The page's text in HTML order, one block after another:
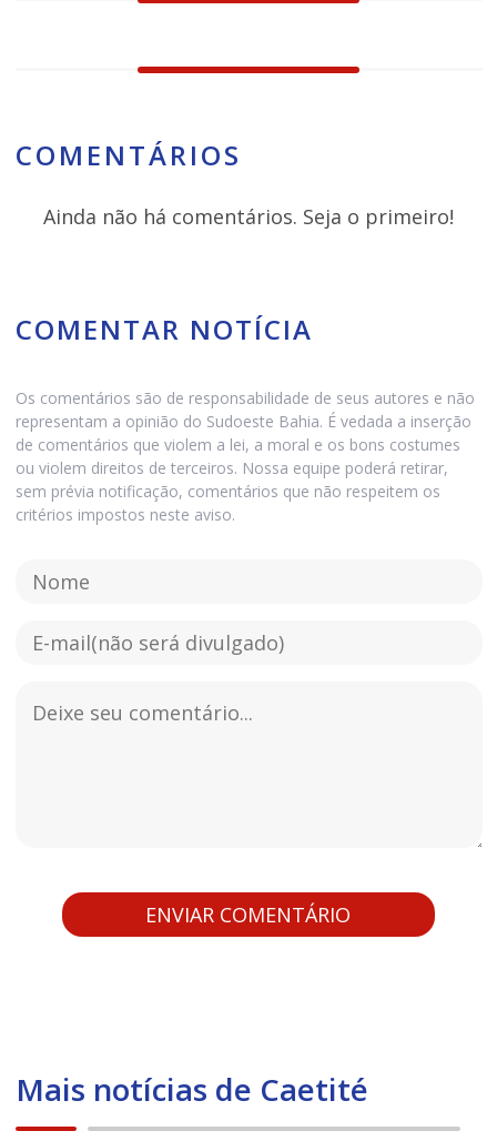
COMENTÁRIOS
Ainda não há comentários. Seja o primeiro!
COMENTAR NOTÍCIA
Os comentários são de responsabilidade de seus autores e não
representam a opinião do Sudoeste Bahia. É vedada a inserção
de comentários que violem a lei, a moral e os bons costumes
ou violem direitos de terceiros. Nossa equipe poderá retirar,
sem prévia notificação, comentários que não respeitem os
critérios impostos neste aviso.
Mais notícias de Caetité